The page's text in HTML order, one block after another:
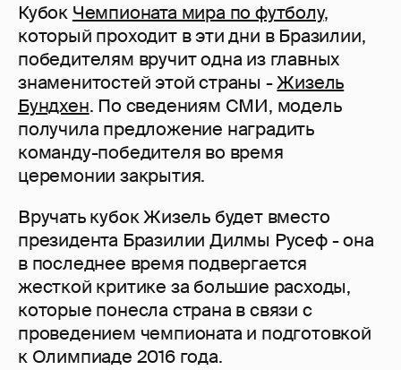
Кубок Чемпионата мира по футболу,
который проходит в эти дни в Бразилии,
победителям вручит одна из главных
знаменитостей этой страны -Жизель
Бундхен. По сведениям СМИ, модель
получила предложение наградить
команду-победителя во время
церемонии закрытия.
Вручать кубок Жизель будет вместо
президента Бразилии Дилмы Русеф - она
в последнее время подвергается
жесткой критике за большие расходы,
которые понесла страна в связи с
проведением чемпионата и подготовкой
к Олимпиаде 2016 года.